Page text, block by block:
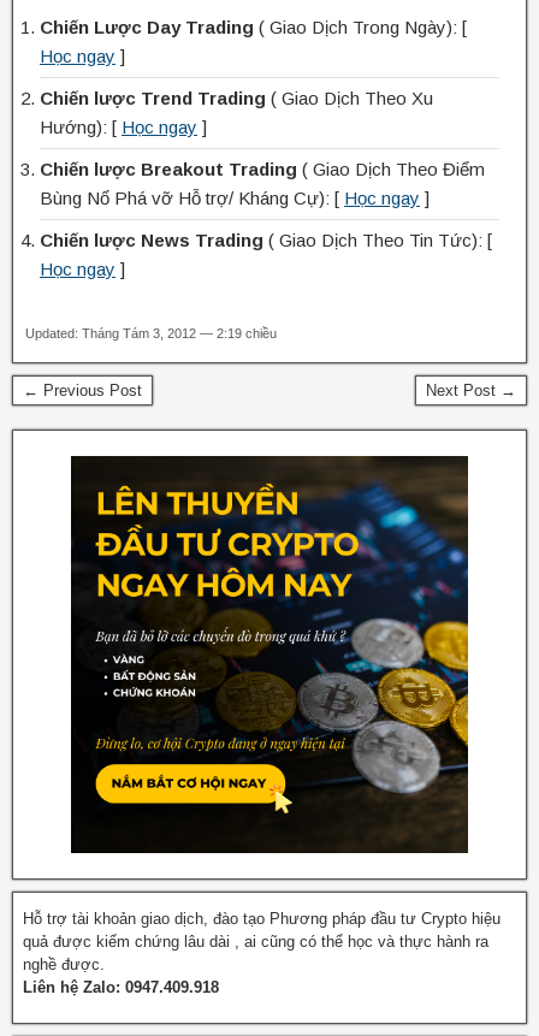
Chiến Lược Day Trading ( Giao Dịch Trong Ngày): [
Học ngay ]
Chiến lược Trend Trading ( Giao Dịch Theo Xu
Hướng): [ Học ngay ]
Chiến lược Breakout Trading ( Giao Dịch Theo Điểm
Bùng Nổ Phá vỡ Hỗ trợ/ Kháng Cự): [ Học ngay ]
Chiến lược News Trading ( Giao Dịch Theo Tin Tức): [
Học ngay ]
Updated: Tháng Tám 3, 2012 — 2:19 chiều
← Previous Post Next Post →
Hỗ trợ tài khoản giao dịch, đào tạo Phương pháp đầu tư Crypto hiệu
quả được kiểm chứng lâu dài , ai cũng có thể học và thực hành ra
nghề được.
Liên hệ Zalo: 0947.409.918